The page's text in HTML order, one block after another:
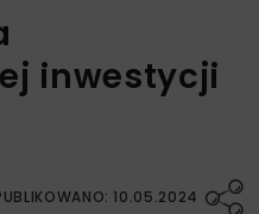
inwestycji
10.05.2024